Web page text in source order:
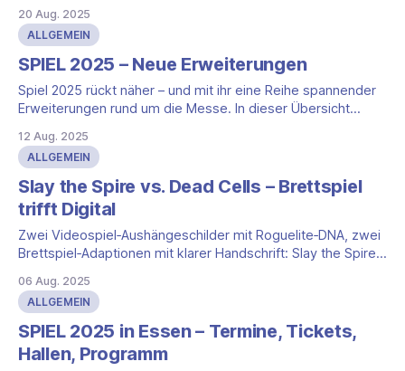
ab, sondern die aktuelle Aufmerksamkeit: Ankündigungen,
neue Bilder, Regeldetails oder erste Rezensionen lassen
Titel nach oben schnellen – Klassiker halten sich, wenn
spannende Inhalte oder Erweiterungen kursieren. Damit du
den
20 Aug. 2025
ALLGEMEIN
SPIEL 2025 – Neue Erweiterungen
Spiel 2025 rückt näher – und mit ihr eine Reihe spannender
Erweiterungen rund um die Messe. In dieser Übersicht
entweder direkt in Essen oder im selben Zeitraum
erscheinen. Die Liste ist alphabetisch sortiert; zu jedem
Titel erhältst du kompakte Abschnitte: Was neu
12 Aug. 2025
ALLGEMEIN
Slay the Spire vs. Dead Cells – Brettspiel
trifft Digital
Zwei Videospiel‑Aushängeschilder mit Roguelite‑DNA, zwei
Brettspiel‑Adaptionen mit klarer Handschrift: Slay the Spire:
Game übertragen ihren Loop an den Tisch – mit
unterschiedlichem Fokus auf Planung und Tempo. Dieser
Vergleich ordnet beide Systeme ein, beleuchtet ihre Nähe
zum digitalen
06 Aug. 2025
ALLGEMEIN
SPIEL 2025 in Essen – Termine, Tickets,
Hallen, Programm